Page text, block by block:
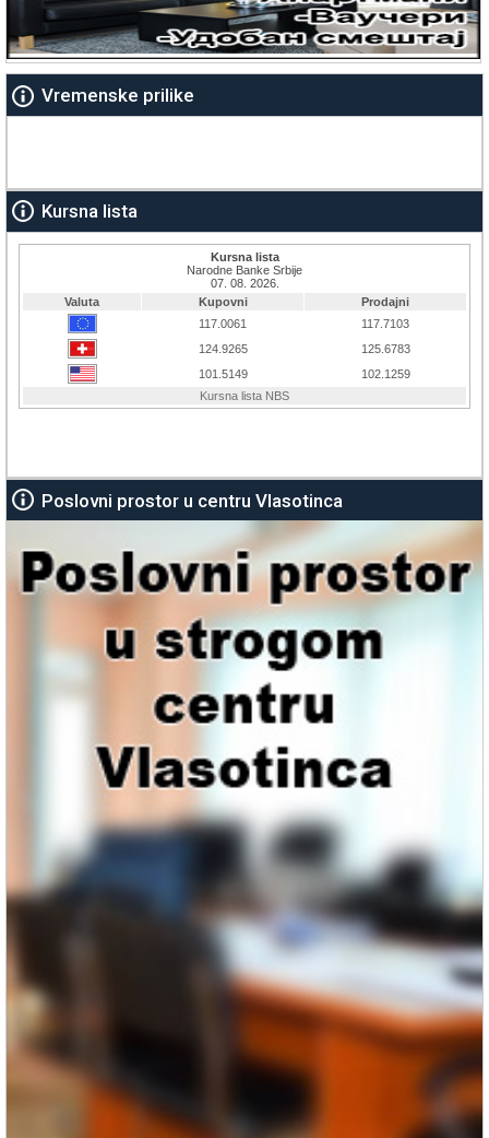
Vremenske prilike
Kursna lista
Poslovni prostor u centru Vlasotinca